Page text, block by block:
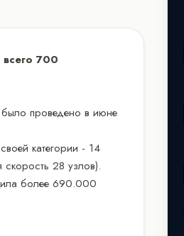
700
проведено в июне
категории - 14
28 узлов).
более 690.000